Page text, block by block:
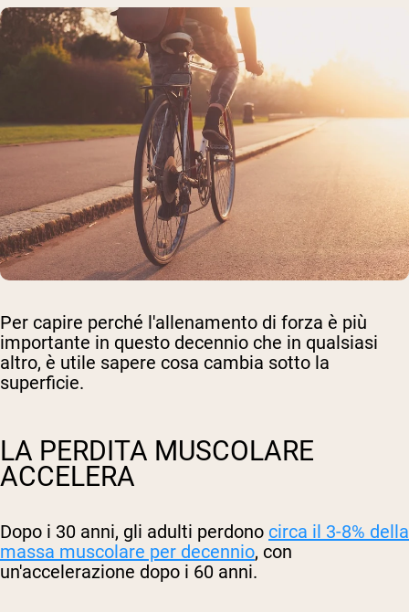
Per capire perché l'allenamento di forza è più
importante in questo decennio che in qualsiasi
altro, è utile sapere cosa cambia sotto la
superficie.
LA PERDITA MUSCOLARE
ACCELERA
Dopo i 30 anni, gli adulti perdono circa il 3-8% della
massa muscolare per decennio, con
un'accelerazione dopo i 60 anni.